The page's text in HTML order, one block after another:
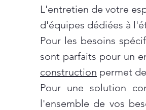
L'entretien de votre
d'équipes dédiées à
Pour les besoins
sont parfaits pour un
construction permet
Pour une solution
l'ensemble de vos